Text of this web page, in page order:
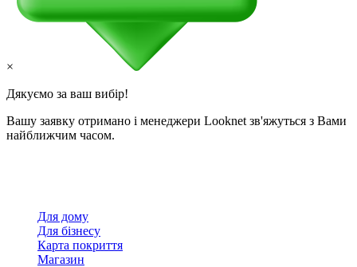
×
Дякуємо за ваш вибір!
Вашу заявку отримано і менеджери Looknet зв'яжуться з Вами
найближчим часом.
Для дому
Для бізнесу
Карта покриття
Магазин